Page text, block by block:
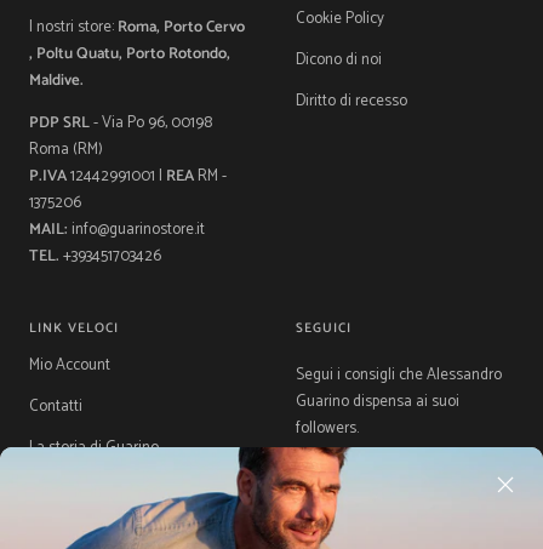
I nostri store:Roma, Porto Cervo
, Poltu Quatu, Porto Rotondo,
Maldive.
PDP SRL- Via Po 96, 00198
Roma (RM)
P.IVA12442991001 | REARM -
1375206
MAIL: info@guarinostore.it
TEL.+393451703426
Cookie Policy
Dicono di noi
Diritto di recesso
LINK VELOCI
Mio Account
Contatti
La storia di Guarino
Guida Taglie
SEGUICI
Segui i consigli che Alessandro
Guarino dispensa ai suoi
followers.